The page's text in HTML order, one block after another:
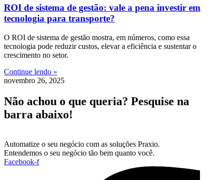
ROI de sistema de gestão: vale a pena investir em
tecnologia para transporte?
O ROI de sistema de gestão mostra, em números, como essa
tecnologia pode reduzir custos, elevar a eficiência e sustentar o
crescimento no setor.
Continue lendo »
novembro 26, 2025
Não achou o que queria? Pesquise na
barra abaixo!
Automatize o seu negócio com as soluções Praxio.
Entendemos o seu negócio tão bem quanto você.
Facebook-f